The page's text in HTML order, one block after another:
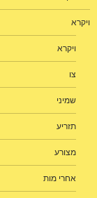
ויקרא
ויקרא
צו
שמיני
תזריע
מצורע
אחרי מות